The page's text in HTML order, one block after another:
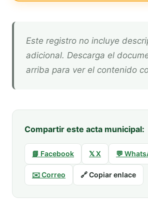
Este registro no incluye descripción
adicional. Descarga el
arriba para ver el contenido
Compartir este acta municipal:
📘 Facebook 𝕏 X 💬
✉️ Correo 🔗 Copiar enlace